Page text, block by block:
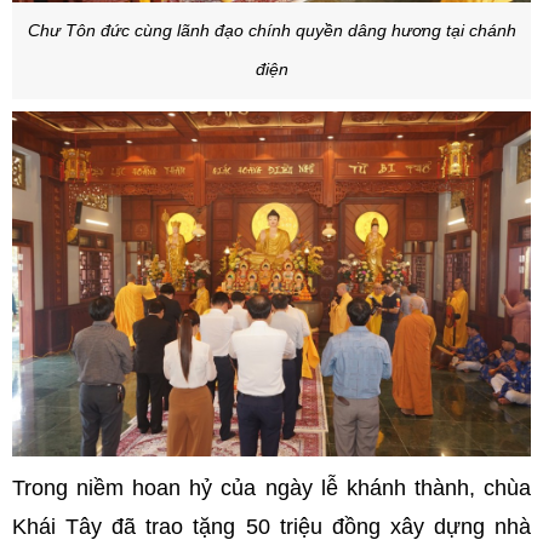
Chư Tôn đức cùng lãnh đạo chính quyền dâng hương tại chánh
điện
Trong niềm hoan hỷ của ngày lễ khánh thành, chùa
Khái Tây đã trao tặng 50 triệu đồng xây dựng nhà